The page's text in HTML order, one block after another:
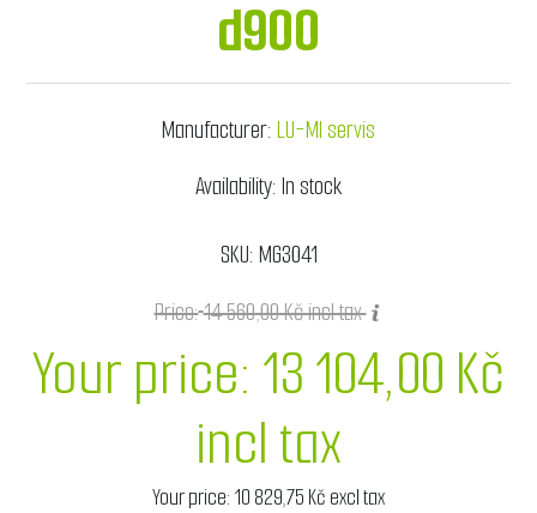
d900
Manufacturer:LU-MI servis
Availability:In stock
SKU:MG3041
Price:14 560,00 Kč incl tax
Your price: 13 104,00 Kč
incl tax
Your price: 10 829,75 Kč excl tax